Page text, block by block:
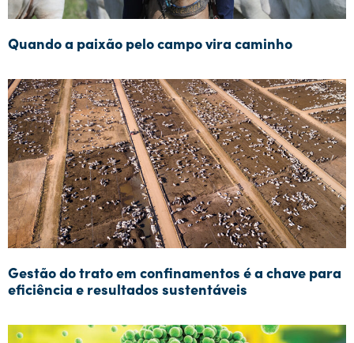
Quando a paixão pelo campo vira caminho
Gestão do trato em confinamentos é a chave para
eficiência e resultados sustentáveis